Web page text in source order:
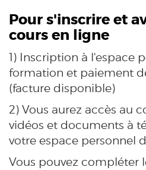
Pour s'inscrire et
cours en ligne
1) Inscription à l'espace
formation et paiement
(facture disponible)
2) Vous aurez accès au
vidéos et documents à
votre espace personnel
Vous pouvez compléter